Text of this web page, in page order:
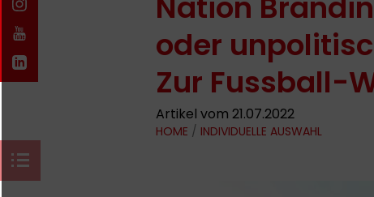
oder
Zur Fussball-
Artikel vom 21.07.2022
HOME / INDIVIDUELLE AUSWAHL